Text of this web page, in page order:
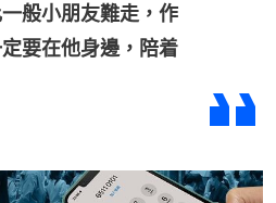
一般小朋友難走，作
要在他身邊，陪着